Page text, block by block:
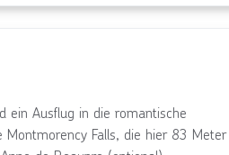
der UNESCO zum Weltkulturerbe
ein Ausflug in die romantische
Montmorency Falls, die hier 83 Meter